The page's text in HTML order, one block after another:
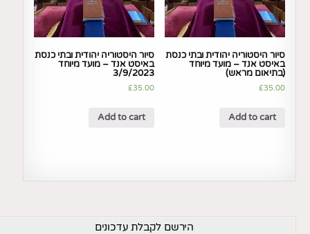
סיור היסטוריה יהודית ובתי כנסת
באיסט אנד – מועד מיוחד
(בתיאום מראש)
£35.00
Add to cart
סיור היסטוריה יהודית ובתי כנסת
באיסט אנד – מועד מיוחד
3/9/2023
£35.00
Add to cart
הירשם לקבלת עדכונים